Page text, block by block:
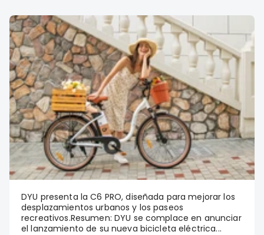
DYU presenta la C6 PRO, diseñada para mejorar los
desplazamientos urbanos y los paseos
recreativos.Resumen: DYU se complace en anunciar
el lanzamiento de su nueva bicicleta eléctrica...